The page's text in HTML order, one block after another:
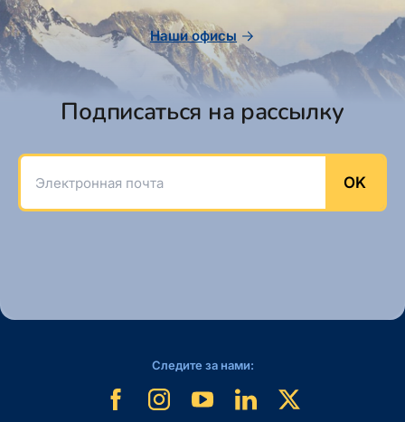
Наши офисы
Подписаться на рассылку
Электронная почта
OK
Следите за нами: